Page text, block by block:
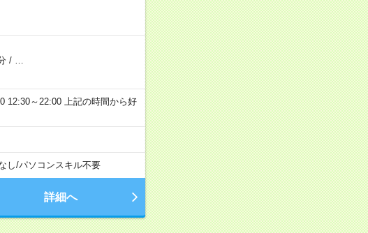
/ …
12:30～22:00 上記の時間から好
し/パソコンスキル不要
詳細へ